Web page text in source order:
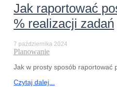
Jak raportować
% realizacji zadań
7 października 2024
Planowanie
Jak w prosty sposób raportować
Czytaj dalej...